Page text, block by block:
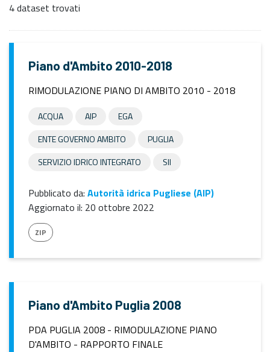
4 dataset trovati
Piano d'Ambito 2010-2018
RIMODULAZIONE PIANO DI AMBITO 2010 - 2018
ACQUA AIP
EGA
ENTE GOVERNO AMBITO
PUGLIA
SERVIZIO IDRICO INTEGRATO
SII
Pubblicato da: Autorità idrica Pugliese (AIP)
Aggiornato il: 20 ottobre 2022
ZIP
Piano d'Ambito Puglia 2008
PDA PUGLIA 2008 - RIMODULAZIONE PIANO
D'AMBITO - RAPPORTO FINALE